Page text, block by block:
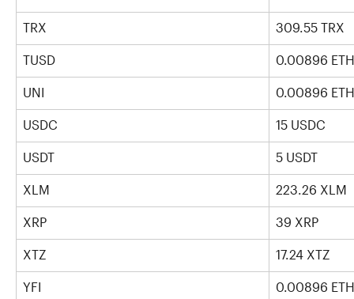
TRX 309.55 TRX
TUSD 0.00896 ETH
UNI 0.00896 ETH
USDC 15 USDC
USDT 5 USDT
XLM 223.26 XLM
XRP 39 XRP
XTZ 17.24 XTZ
YFI 0.00896 ETH